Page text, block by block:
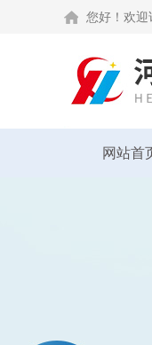
您好！欢迎
网站首